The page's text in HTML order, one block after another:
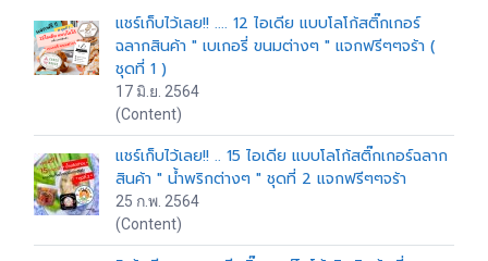
แชร์เก็บไว้เลย!! .... 12 ไอเดีย แบบโลโก้สติ๊กเกอร์
ฉลากสินค้า " เบเกอรี่ ขนมต่างๆ " แจกฟรีๆๆจร้า (
ชุดที่ 1 )
17 มิ.ย. 2564
(Content)
แชร์เก็บไว้เลย!! .. 15 ไอเดีย แบบโลโก้สติ๊กเกอร์ฉลาก
สินค้า " น้ำพริกต่างๆ " ชุดที่ 2 แจกฟรีๆๆจร้า
25 ก.พ. 2564
(Content)